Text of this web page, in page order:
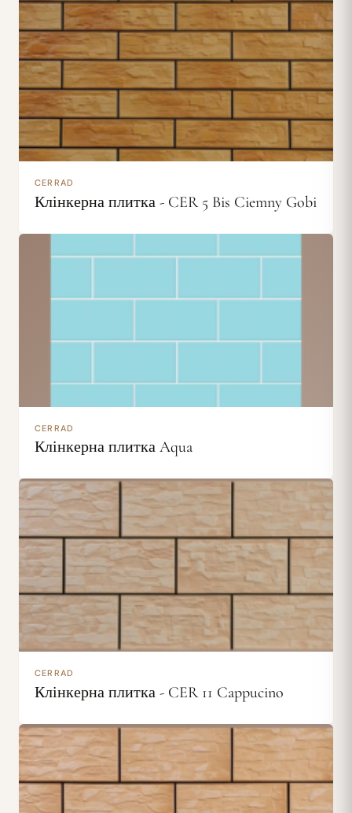
CERRAD
Клінкерна плитка - CER 5 Bis Ciemny Gobi
CERRAD
Клінкерна плитка Aqua
CERRAD
Клінкерна плитка - CER 11 Cappucino